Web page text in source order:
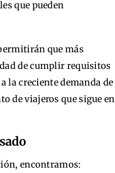
que pueden
que más
de cumplir requisitos
la creciente demanda de
de viajeros que sigue en
encontramos: